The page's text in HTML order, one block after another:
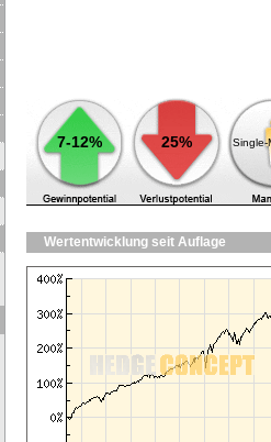
7-12% 25% Single-
Wertentwicklung seit Auflage